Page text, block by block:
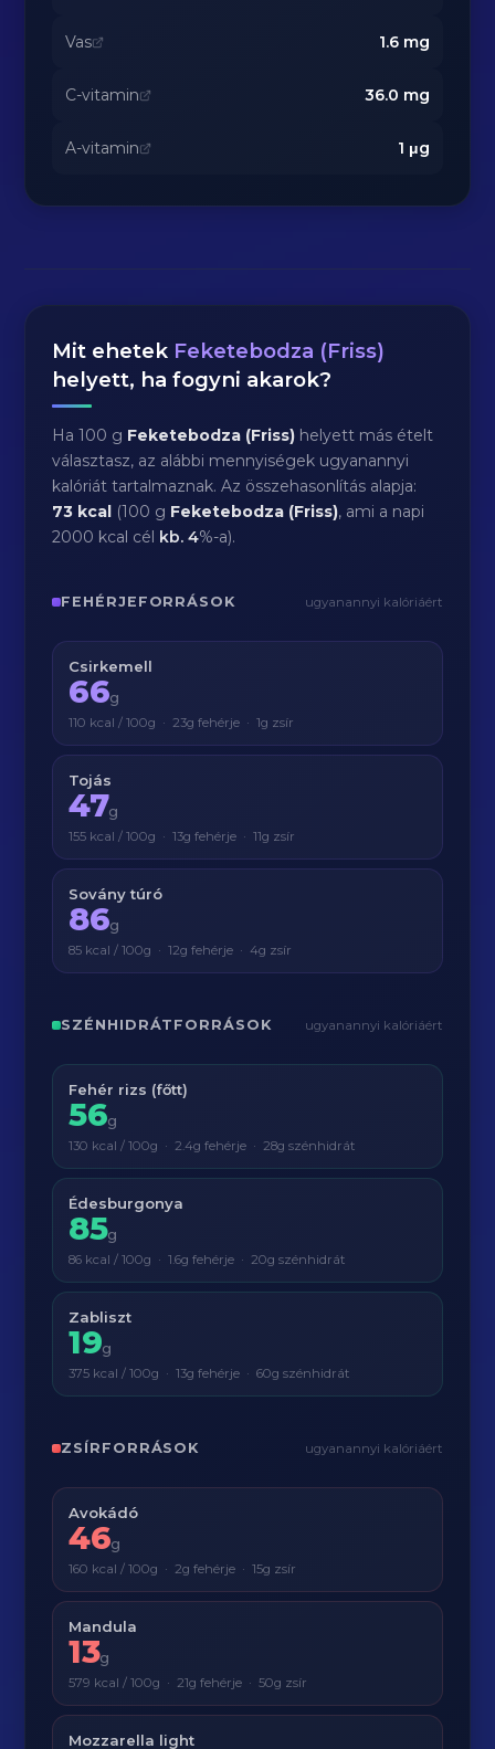
Vas 1.6mg
C-vitamin 36.0 mg
A-vitamin 1 μg
Mit ehetek Feketebodza (Friss)
helyett, ha fogyni akarok?
Ha 100 g Feketebodza (Friss) helyett más ételt
választasz, az alábbi mennyiségek ugyanannyi
kalóriát tartalmaznak. Az összehasonlítás alapja:
73 kcal (100 g Feketebodza (Friss), ami a napi
2000 kcal cél kb.4%-a).
FEHÉRJEFORRÁSOK ugyanannyi kalóriáért
Csirkemell
66g
110 kcal / 100g · 23g fehérje · 1g zsír
Tojás
47g
155 kcal / 100g · 13g fehérje · 11g zsír
Sovány túró
86g
85 kcal / 100g · 12g fehérje · 4g zsír
SZÉNHIDRÁTFORRÁSOK ugyanannyi kalóriáért
Fehér rizs (főtt)
56g
130 kcal / 100g · 2.4g fehérje · 28g szénhidrát
Édesburgonya
85g
86 kcal / 100g · 1.6g fehérje · 20g szénhidrát
Zabliszt
19g
375 kcal / 100g · 13g fehérje · 60g szénhidrát
ZSÍRFORRÁSOK ugyanannyi kalóriáért
Avokádó
46g
160 kcal / 100g · 2g fehérje · 15g zsír
Mandula
13g
579 kcal / 100g · 21g fehérje · 50g zsír
Mozzarella light